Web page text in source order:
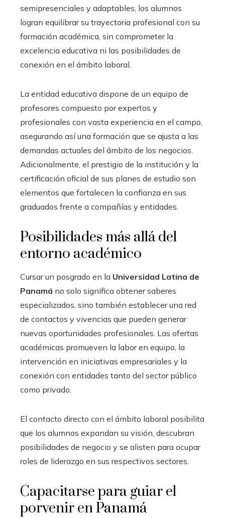
semipresenciales y adaptables, los alumnos
logran equilibrar su trayectoria profesional con su
formación académica, sin comprometer la
excelencia educativa ni las posibilidades de
conexión en el ámbito laboral.
La entidad educativa dispone de un equipo de
profesores compuesto por expertos y
profesionales con vasta experiencia en el campo,
asegurando así una formación que se ajusta a las
demandas actuales del ámbito de los negocios.
Adicionalmente, el prestigio de la institución y la
certificación oficial de sus planes de estudio son
elementos que fortalecen la confianza en sus
graduados frente a compañías y entidades.
Posibilidades más allá del
entorno académico
Cursar un posgrado en la Universidad Latina de
Panamá no solo significa obtener saberes
especializados, sino también establecer una red
de contactos y vivencias que pueden generar
nuevas oportunidades profesionales. Las ofertas
académicas promueven la labor en equipo, la
intervención en iniciativas empresariales y la
conexión con entidades tanto del sector público
como privado.
El contacto directo con el ámbito laboral posibilita
que los alumnos expandan su visión, descubran
posibilidades de negocio y se alisten para ocupar
roles de liderazgo en sus respectivos sectores.
Capacitarse para guiar el
porvenir en Panamá